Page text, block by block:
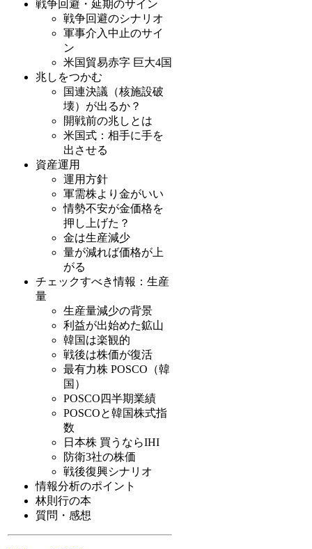
戦争回避・延期のサイン
戦争回避のシナリオ
軍事介入中止のサイ
ン
米国貿易赤字 巨大4国
兆しをつかむ
国連決議（核施設破
壊）が出るか？
開戦前の兆しとは
米国式：相手に手を
出させる
資産運用
運用方針
軍需株より金がいい
情勢不安が金価格を
押し上げた？
金は生産減少
量が減れば価格が上
がる
チェックすべき情報：生産
量
生産量減少の背景
利益が出始めた鉱山
韓国は楽観的
戦後は株価が復活
最有力株 POSCO（韓
国）
POSCO四半期業績
POSCOと韓国株式指
数
日本株 買うならIHI
防衛3社の株価
戦後復興シナリオ
情報分析のポイント
林則行の本
質問・感想